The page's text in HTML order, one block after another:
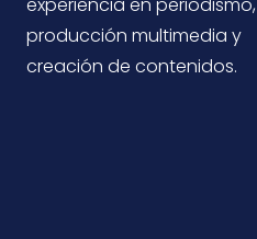
producción multimedia y
creación de contenidos.